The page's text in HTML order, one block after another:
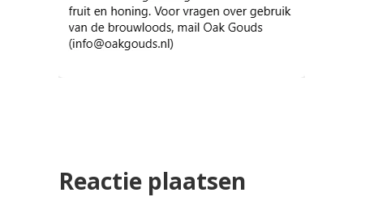
Reactie plaatsen